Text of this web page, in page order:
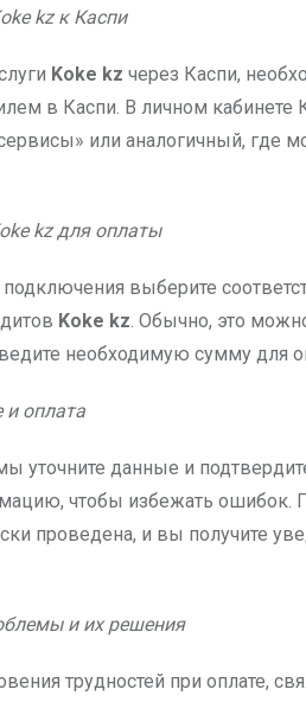
kz к Каспи
Koke kz через Каспи,
в Каспи. В личном кабинете
или аналогичный, где
kz для оплаты
выберите
Koke kz. Обычно, это
необходимую сумму для
и оплата
уточните данные и
чтобы избежать ошибок.
проведена, и вы получите
и их решения
трудностей при оплате,